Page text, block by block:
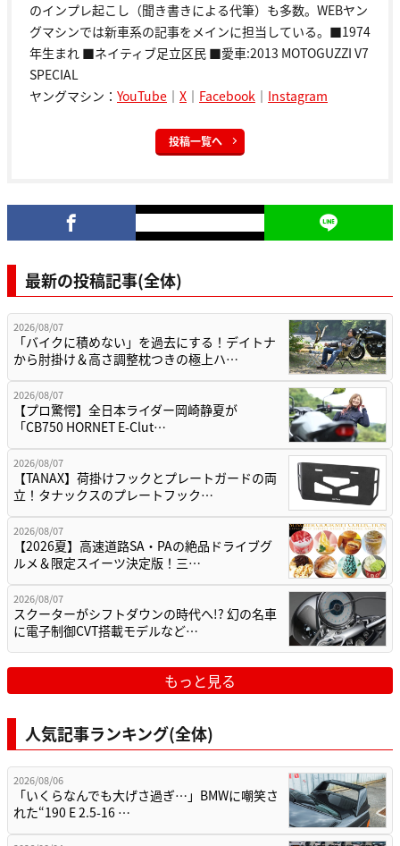
のインプレ起こし（聞き書きによる代筆）も多数。WEBヤン
グマシンでは新車系の記事をメインに担当している。■1974
年生まれ ■ネイティブ足立区民 ■愛車:2013 MOTOGUZZI V7
SPECIAL
ヤングマシン： YouTube ｜ X ｜ Facebook ｜ Instagram
投稿一覧へ
最新の投稿記事(全体)
2026/08/07
「バイクに積めない」を過去にする！デイトナ
から肘掛け＆高さ調整枕つきの極上ハ…
2026/08/07
【プロ驚愕】全日本ライダー岡崎静夏が
「CB750 HORNET E-Clut…
2026/08/07
【TANAX】荷掛けフックとプレートガードの両
立！タナックスのプレートフック…
2026/08/07
【2026夏】高速道路SA・PAの絶品ドライブグ
ルメ＆限定スイーツ決定版！三…
2026/08/07
スクーターがシフトダウンの時代へ!? 幻の名車
に電子制御CVT搭載モデルなど…
もっと見る
人気記事ランキング(全体)
2026/08/06
「いくらなんでも大げさ過ぎ…」BMWに嘲笑さ
れた“190 E 2.5-16 …